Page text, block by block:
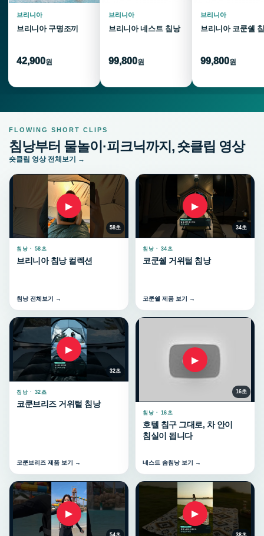
브리니아
브리니아 구명조끼
42,900원
브리니아
브리니아 네스트 침낭
99,800원
브리니아
브리니아 코쿤쉘
99,800원
FLOWING SHORT CLIPS
침낭부터 물놀이·피크닉까지, 숏클립 영상
숏클립 영상 전체보기 →
▶
58초
침낭 · 58초
브리니아 침낭 컬렉션
침낭 전체보기 →
▶
34초
침낭 · 34초
코쿤쉘 거위털 침낭
코쿤쉘 제품 보기 →
▶
32초
침낭 · 32초
코쿤브리즈 거위털 침낭
코쿤브리즈 제품 보기 →
▶
16초
침낭 · 16초
호텔 침구 그대로, 차 안이
침실이 됩니다
네스트 솜침낭 보기 →
▶ ▶